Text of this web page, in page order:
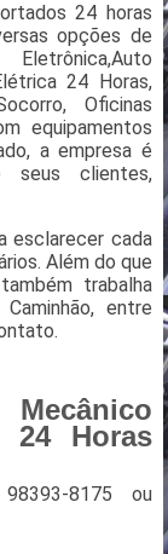
24 horas
opções de
24 Horas,
Oficinas
equipamentos
a empresa é
seus clientes,
esclarecer cada
Além do que
trabalha
entre
24 Horas
8175 ou